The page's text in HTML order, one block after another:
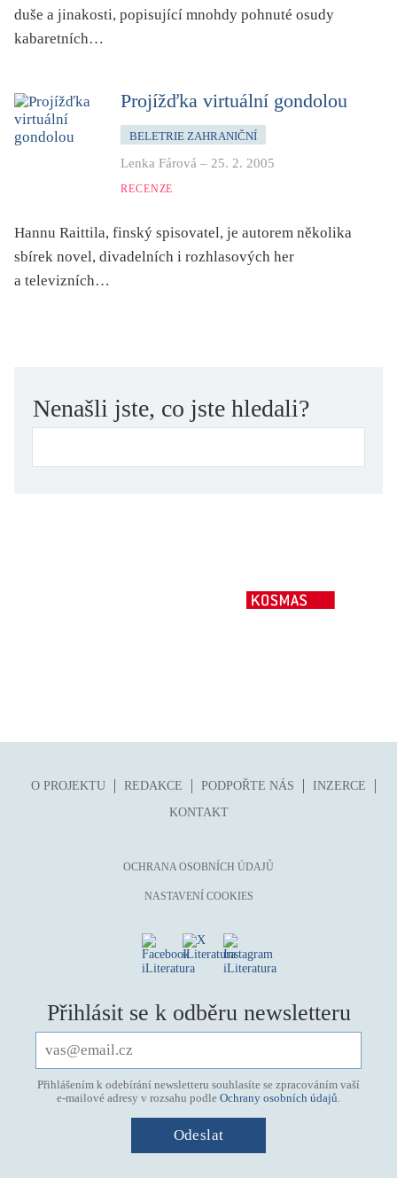
duše a jinakosti, popisující mnohdy pohnuté osudy
kabaretních…
Projížďka virtuální gondolou
BELETRIE ZAHRANIČNÍ
Lenka Fárová – 25. 2. 2005
RECENZE
Hannu Raittila, finský spisovatel, je autorem několika
sbírek novel, divadelních i rozhlasových her
a televizních…
Nenašli jste, co jste hledali?
O PROJEKTU REDAKCE PODPOŘTE NÁS
INZERCE
KONTAKT
OCHRANA OSOBNÍCH ÚDAJŮ
NASTAVENÍ COOKIES
Přihlásit se k odběru newsletteru
Přihlášením k odebírání newsletteru souhlasíte se zpracováním vaší
e-mailové adresy v rozsahu podle Ochrany osobních údajů.